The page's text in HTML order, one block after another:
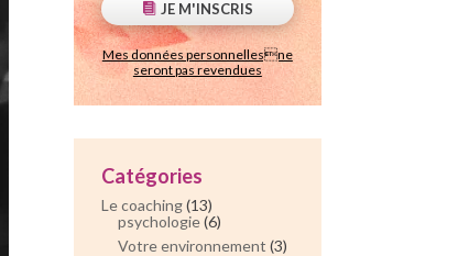
JE M'INSCRIS
Mes données personnellesne
seront pas revendues
Catégories
Le coaching(13)
psychologie(6)
Votre environnement (3)